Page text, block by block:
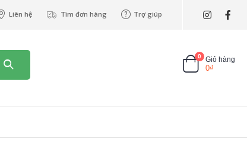
Liên hệ Tìm đơn hàng Trợ giúp
0 Giỏ hàng
0₫